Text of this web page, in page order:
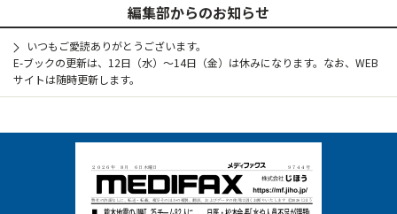
編集部からのお知らせ
いつもご愛読ありがとうございます。
E-ブックの更新は、12日（水）～14日（金）は休みになります。なお、WEB
サイトは随時更新します。